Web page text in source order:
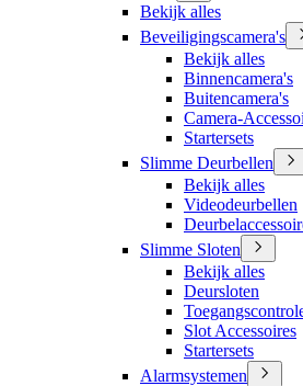
Bekijk alles
Beveiligingscamera's
Bekijk alles
Binnencamera's
Buitencamera's
Camera-
Startersets
Slimme Deurbellen
Bekijk alles
Videodeurbellen
Slimme Sloten
Bekijk alles
Deursloten
Slot Accessoires
Startersets
Alarmsystemen